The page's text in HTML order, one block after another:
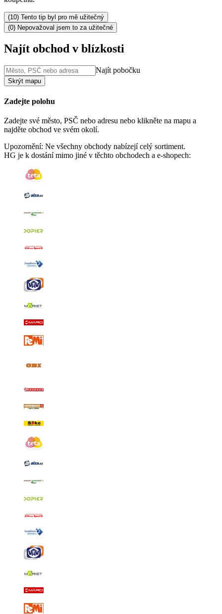
(10) Tento tip byl pro mě užitečný
(0) Nepovažoval jsem to za užitečné
Najít obchod v blízkosti
Najít pobočku
Skrýt mapu
Zadejte polohu
Zadejte své město, PSČ nebo adresu nebo klikněte na mapu a
najděte obchod ve svém okolí.
Upozornění: Ne všechny obchody nabízejí celý sortiment.
HG je k dostání mimo jiné v těchto obchodech a e-shopech: